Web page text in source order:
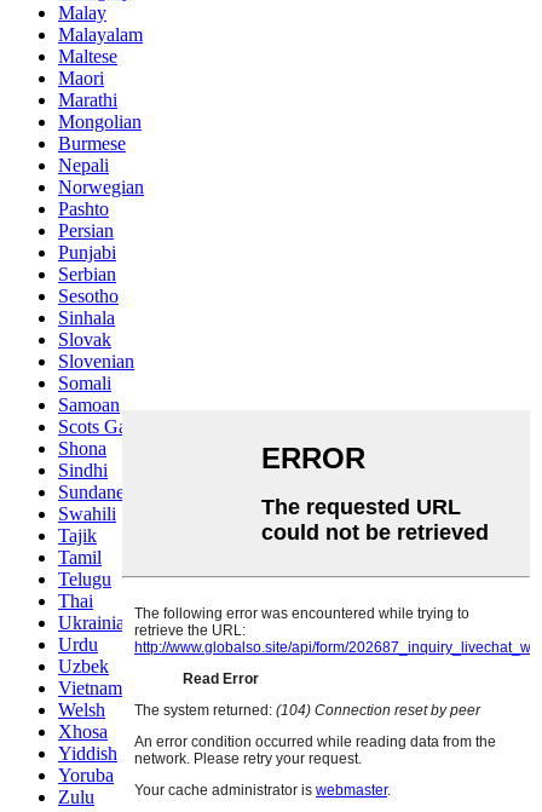
Malay
Malayalam
Maltese
Maori
Marathi
Mongolian
Burmese
Nepali
Norwegian
Pashto
Persian
Punjabi
Serbian
Sesotho
Sinhala
Slovak
Slovenian
Somali
Samoan
Scots Gaelic
Shona
Sindhi
Sundanese
Swahili
Tajik
Tamil
Telugu
Thai
Ukrainian
Urdu
Uzbek
Vietnamese
Welsh
Xhosa
Yiddish
Yoruba
Zulu